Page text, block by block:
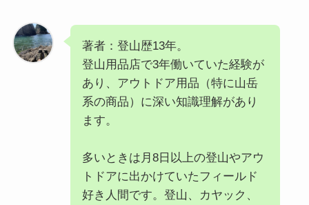
著者：登山歴13年。
登山用品店で3年働いていた経験が
あり、アウトドア用品（特に山岳
系の商品）に深い知識理解があり
ます。
多いときは月8日以上の登山やアウ
トドアに出かけていたフィールド
好き人間です。登山、カヤック、